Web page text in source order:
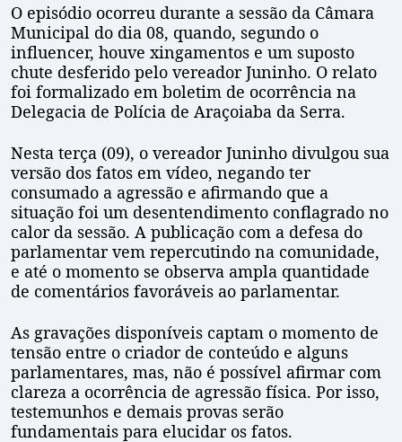
O episódio ocorreu durante a sessão da Câmara
Municipal do dia 08, quando, segundo o
influencer, houve xingamentos e um suposto
chute desferido pelo vereador Juninho. O relato
foi formalizado em boletim de ocorrência na
Delegacia de Polícia de Araçoiaba da Serra.
Nesta terça (09), o vereador Juninho divulgou sua
versão dos fatos em vídeo, negando ter
consumado a agressão e afirmando que a
situação foi um desentendimento conflagrado no
calor da sessão. A publicação com a defesa do
parlamentar vem repercutindo na comunidade,
e até o momento se observa ampla quantidade
de comentários favoráveis ao parlamentar.
As gravações disponíveis captam o momento de
tensão entre o criador de conteúdo e alguns
parlamentares, mas, não é possível afirmar com
clareza a ocorrência de agressão física. Por isso,
testemunhos e demais provas serão
fundamentais para elucidar os fatos.